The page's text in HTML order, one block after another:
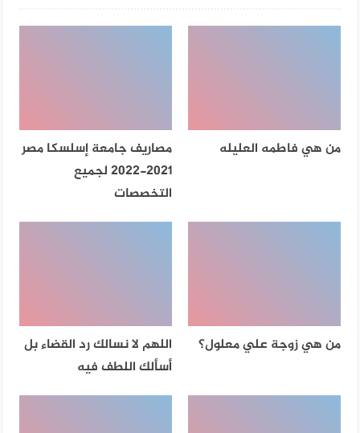
من هي فاطمه العليله
مصاريف جامعة إسلسكا مصر
2021-2022 لجميع
التخصصات
من هي زوجة علي معلول؟
اللهم لا نسالك رد القضاء بل
أسألك اللطف فيه